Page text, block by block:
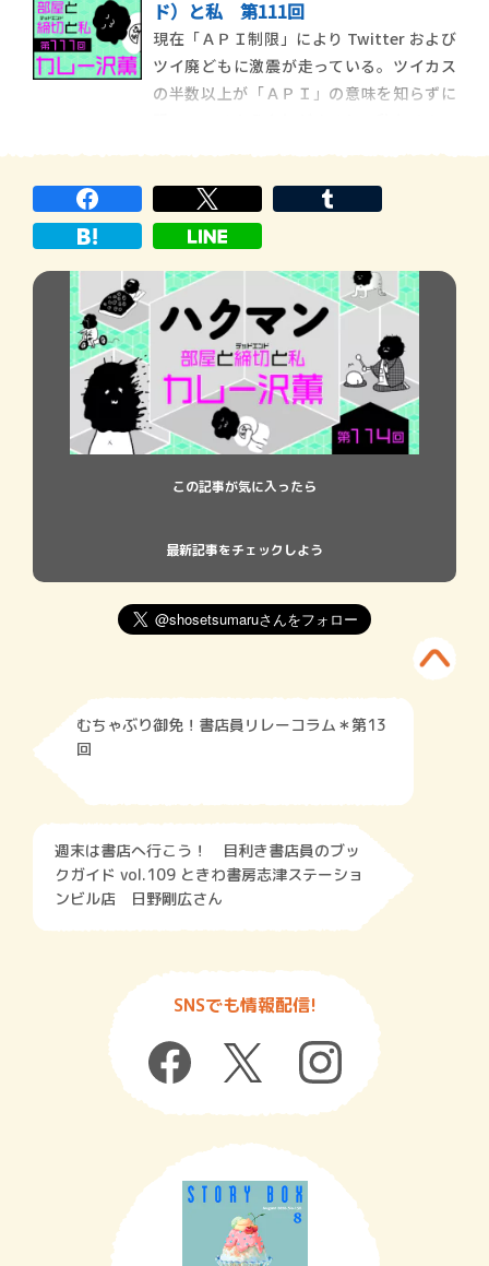
る。結局「ＡＰＩ制限」が何だったのかわ
からず終いだし、当然調べようともしてい
ない。ただみん
ド）と私 第111回
現在「ＡＰＩ制限」により Twitter および
ツイ廃どもに激震が走っている。ツイカス
の半数以上が「ＡＰＩ」の意味を知らずに
す」と言って神田のそば屋より短時間で閉
店してしまう、ということがわかれば十
この記事が気に入ったら
最新記事をチェックしよう
むちゃぶり御免！書店員リレーコラム＊第13
回
週末は書店へ行こう！ 目利き書店員のブッ
クガイド vol.109 ときわ書房志津ステーショ
ンビル店 日野剛広さん
SNSでも情報配信!